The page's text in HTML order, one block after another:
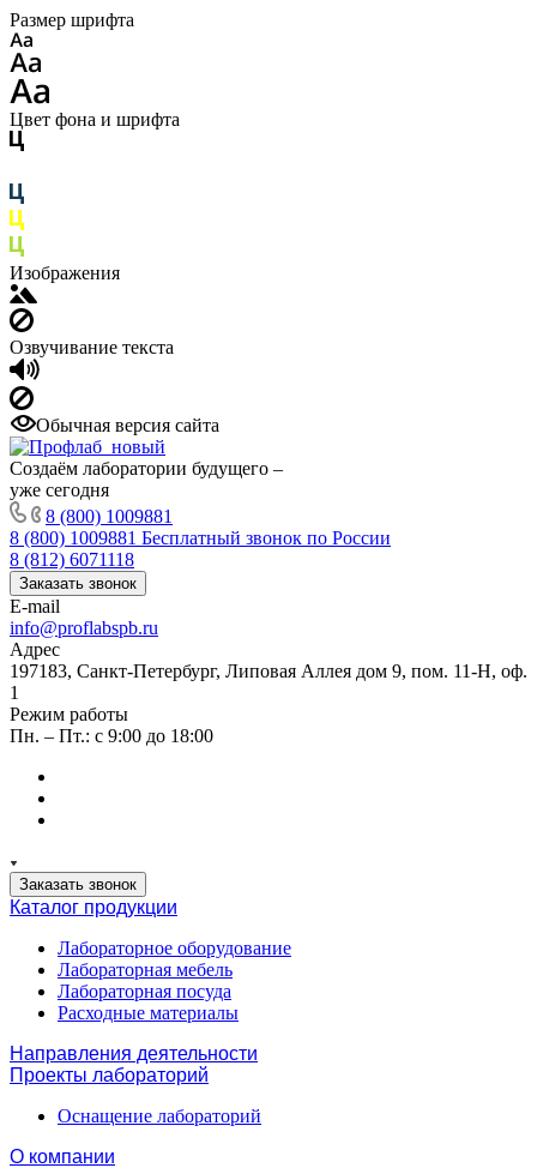
Размер шрифта
Цвет фона и шрифта
Изображения
Озвучивание текста
Обычная версия сайта
Создаём лаборатории будущего –
уже сегодня
8 (800) 1009881
8 (800) 1009881 Бесплатный звонок по России
8 (812) 6071118
Заказать звонок
E-mail
info@proflabspb.ru
Адрес
197183, Санкт-Петербург, Липовая Аллея дом 9, пом. 11-Н, оф.
1
Режим работы
Пн. – Пт.: с 9:00 до 18:00
Заказать звонок
Каталог продукции
Лабораторное оборудование
Лабораторная мебель
Лабораторная посуда
Расходные материалы
Направления деятельности
Проекты лабораторий
Оснащение лабораторий
О компании